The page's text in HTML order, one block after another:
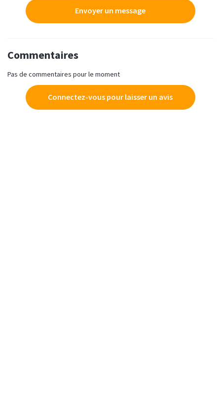
Envoyer un message
Commentaires
Pas de commentaires pour le moment
Connectez-vous pour laisser un avis